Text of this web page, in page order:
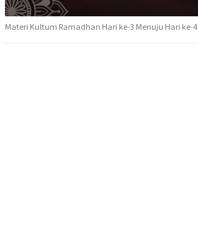
Materi Kultum Ramadhan Hari ke-3 Menuju Hari ke-4